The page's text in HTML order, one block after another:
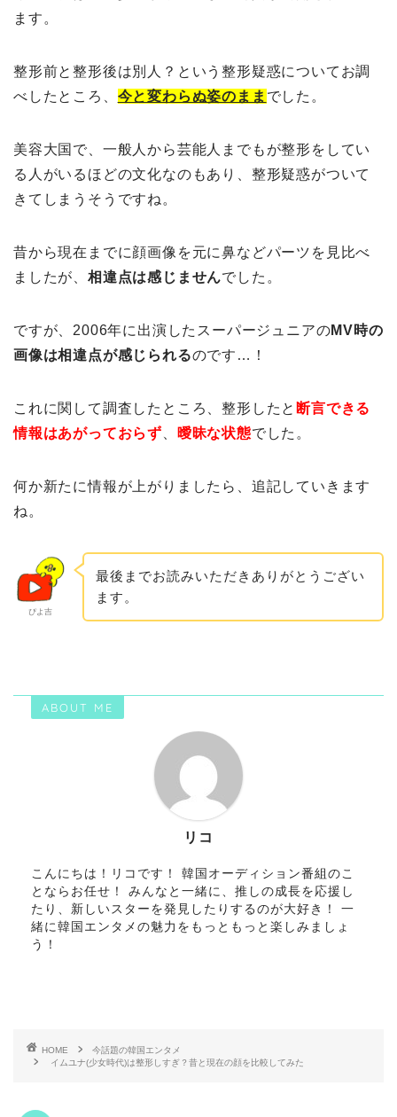
ます。
整形前と整形後は別人？という整形疑惑についてお調
べしたところ、 今と変わらぬ姿のまま でした。
美容大国で、一般人から芸能人までもが整形をしてい
る人がいるほどの文化なのもあり、整形疑惑がついて
きてしまうそうですね。
昔から現在までに顔画像を元に鼻などパーツを見比べ
ましたが、 相違点は感じませんでした。
ですが、2006年に出演したスーパージュニアのMV時の
画像は相違点が感じられるのです…！
これに関して調査したところ、整形したと 断言できる
情報はあがっておらず
曖昧な状態でした。
何か新たに情報が上がりましたら、追記していきます
ね。
ぴよ吉
最後までお読みいただきありがとうござい
ます。
ABOUT ME
リコ
こんにちは！リコです！ 韓国オーディション番組のこ
とならお任せ！ みんなと一緒に、推しの成長を応援し
たり、新しいスターを発見したりするのが大好き！ 一
緒に韓国エンタメの魅力をもっともっと楽しみましょ
う！
HOME
今話題の韓国エンタメ
イムユナ(少女時代)は整形しすぎ？昔と現在の顔を比較してみた